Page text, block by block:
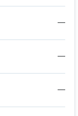
—
—
—